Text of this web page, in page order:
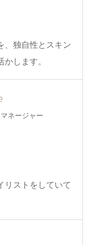
、独自性とスキン
します。
ネージャー
リストをしていて